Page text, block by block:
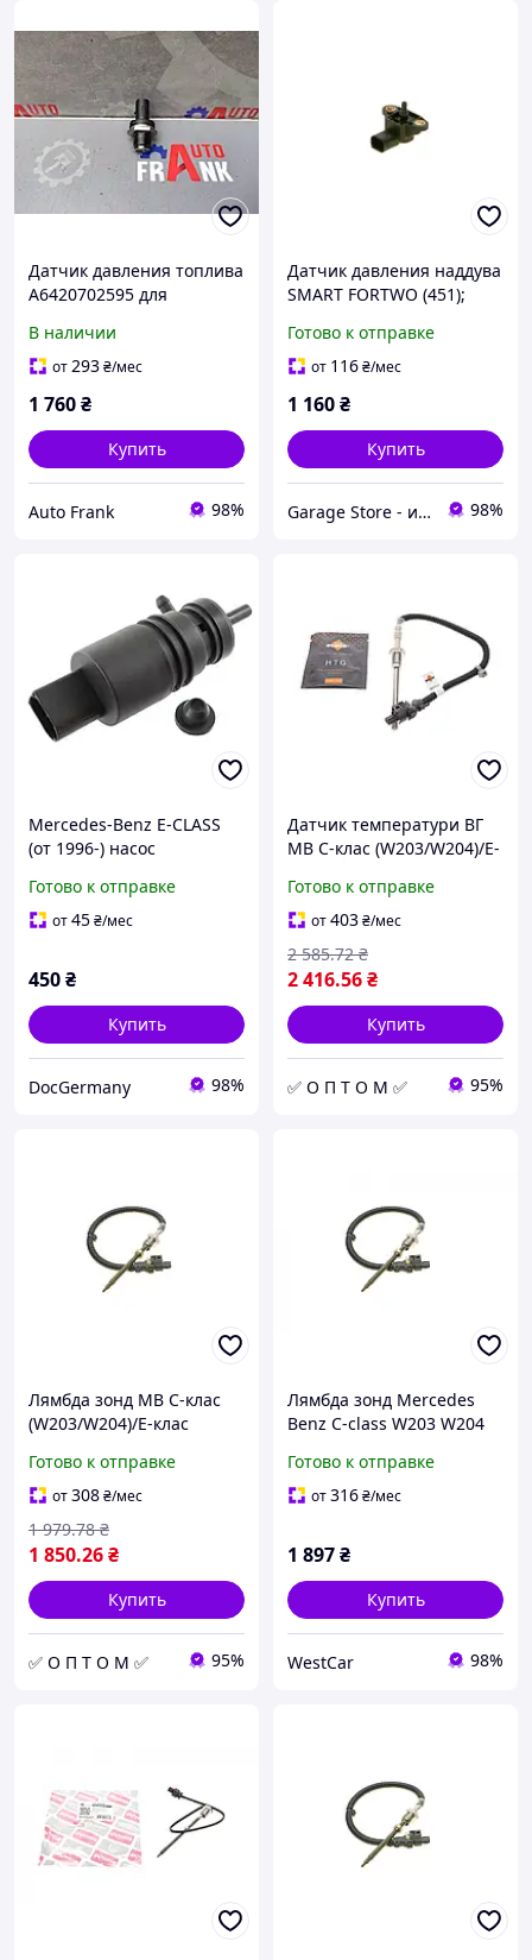
Датчик давления топлива
A6420702595 для
GL-, R-, S-Class, Sprinter,
Vito
В наличии
от293₴/мес
1 760₴
Купить
Auto Frank 98%
Датчик давления наддува
SMART FORTWO (451);
(W203, W204), E-CLASS
(W211, W212), 0261230191
Готово к отправке
от 116₴/мес
1 160₴
Купить
Garage Store - интернет магазин автозапчастей. 98%
Mercedes-Benz E-CLASS
(от 1996-) насос
лобового стекла,
Мерседес
Готово к отправке
от45₴/мес
450₴
Купить
DocGermany 98%
Датчик температури ВГ
MB C-клас (W203/W204)/E-
3.0D/4.0D/Smart Fortwo
0.8 707322
Готово к отправке
от403₴/мес
2 416.56₴
2 585.72 ₴
Купить
✅ О П Т О М ✅ 95%
Лямбда зонд MB C-клас
(W203/W204)/E-клас
3.0D/4.0D/Smart Fortwo
0.8CDI 05- 115022
Готово к отправке
от308₴/мес
1 850.26₴
1 979.78 ₴
Купить
✅ О П Т О М ✅ 95%
Лямбда зонд Mercedes
Benz C-class W203 W204
3.0D 4.0D Smart Fortwo
0.8CDI 05- 115022
Готово к отправке
от316₴/мес
1 897₴
Купить
WestCar 98%